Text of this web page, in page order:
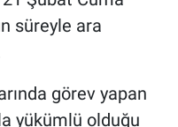
süreyle ara
görev yapan
yükümlü olduğu